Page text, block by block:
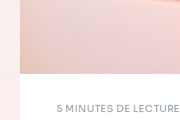
5 MINUTES DE LECTURE